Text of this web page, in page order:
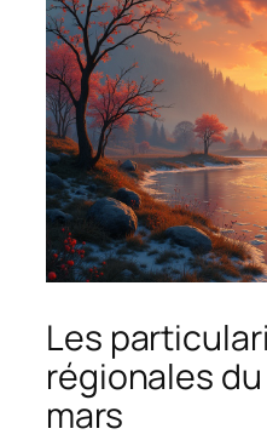
Les
régionales
mars